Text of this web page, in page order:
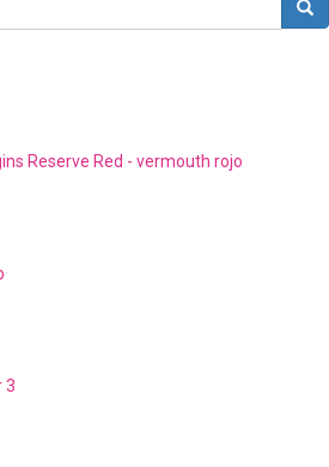
Reserve Red - vermouth rojo
3